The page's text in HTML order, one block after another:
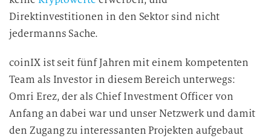
Direktinvestitionen in den Sektor sind nicht
jedermanns Sache.
coinIX ist seit fünf Jahren mit einem kompetenten
Team als Investor in diesem Bereich unterwegs:
Omri Erez, der als Chief Investment Officer von
Anfang an dabei war und unser Netzwerk und damit
den Zugang zu interessanten Projekten aufgebaut